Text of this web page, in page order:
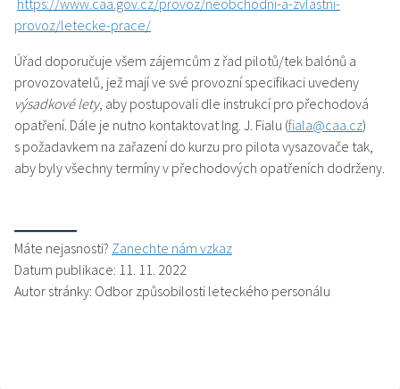
https://www.caa.gov.cz/provoz/neobchodni-a-zvlastni-
provoz/letecke-prace/
Úřad doporučuje všem zájemcům z řad pilotů/tek balónů a
provozovatelů, jež mají ve své provozní specifikaci uvedeny
výsadkové lety, aby postupovali dle instrukcí pro přechodová
opatření. Dále je nutno kontaktovat Ing. J. Fialu (fiala@caa.cz)
s požadavkem na zařazení do kurzu pro pilota vysazovače tak,
aby byly všechny termíny v přechodových opatřeních dodrženy.
Máte nejasnosti? Zanechte nám vzkaz
Datum publikace: 11. 11. 2022
Autor stránky: Odbor způsobilosti leteckého personálu